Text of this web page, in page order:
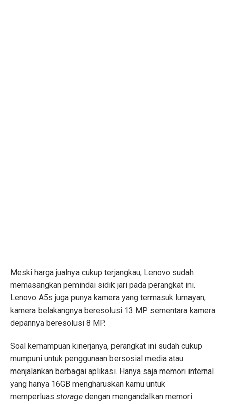
Meski harga jualnya cukup terjangkau, Lenovo sudah
memasangkan pemindai sidik jari pada perangkat ini.
Lenovo A5s juga punya kamera yang termasuk lumayan,
kamera belakangnya beresolusi 13 MP sementara kamera
depannya beresolusi 8 MP.
Soal kemampuan kinerjanya, perangkat ini sudah cukup
mumpuni untuk penggunaan bersosial media atau
menjalankan berbagai aplikasi. Hanya saja memori internal
yang hanya 16GB mengharuskan kamu untuk
memperluas storage dengan mengandalkan memori